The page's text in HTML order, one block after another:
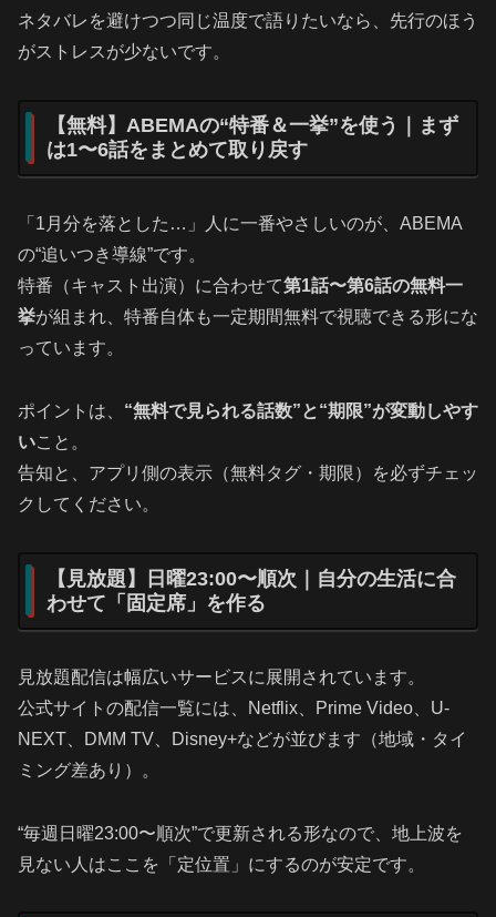
ネタバレを避けつつ同じ温度で語りたいなら、先行のほう
がストレスが少ないです。
【無料】ABEMAの“特番＆一挙”を使う｜まず
は1〜6話をまとめて取り戻す
「1月分を落とした…」人に一番やさしいのが、ABEMA
の“追いつき導線”です。
特番（キャスト出演）に合わせて第1話〜第6話の無料一
挙が組まれ、特番自体も一定期間無料で視聴できる形にな
っています。
ポイントは、 “無料で見られる話数”と“期限”が変動しやす
いこと。
告知と、アプリ側の表示（無料タグ・期限）を必ずチェッ
クしてください。
【見放題】日曜23:00〜順次｜自分の生活に合
わせて「固定席」を作る
見放題配信は幅広いサービスに展開されています。
公式サイトの配信一覧には、Netflix、Prime Video、U-
NEXT、DMM TV、Disney+などが並びます（地域・タイ
ミング差あり）。
“毎週日曜23:00〜順次”で更新される形なので、地上波を
見ない人はここを「定位置」にするのが安定です。